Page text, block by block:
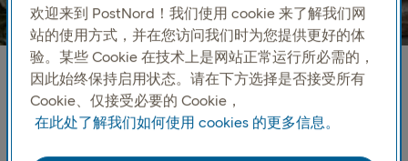
向瑞典和挪威发送小包裹
欢迎来到 PostNord！我们使用 cookie 来了解我们网
站的使用方式，并在您访问我们时为您提供更好的体
验。某些 Cookie 在技术上是网站正常运行所必需的，
因此始终保持启用状态。请在下方选择是否接受所有
Cookie、仅接受必要的 Cookie，
在此处了解我们如何使用 cookies 的更多信息。